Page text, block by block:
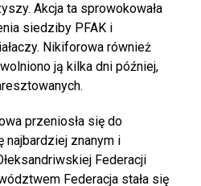
Akcja ta sprowokowała
siedziby PFAK i
Nikiforowa również
ją kilka dni później,
przeniosła się do
najbardziej znanym i
Federacji
Federacja stała się